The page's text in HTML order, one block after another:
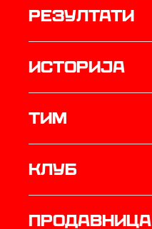
резултати
историја
ТИМ
Клуб
продавница